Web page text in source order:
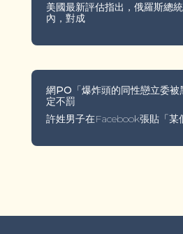
美國最新評估指出，俄羅斯總
內，對成
網PO「爆炸頭的同性戀立委被
定不罰
許姓男子在Facebook張貼「某